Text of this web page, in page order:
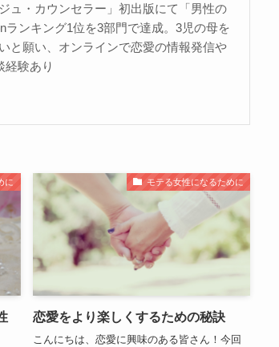
ュ・カウンセラー」初出版にて「男性の
ンキング1位を3部門で達成。3児の母を
と願い、オンラインで恋愛の情報発信や
経験あり
に モテる女性になるために
恋愛をより楽しくするための秘訣
こんにちは、恋愛に興味のある皆さん！今回